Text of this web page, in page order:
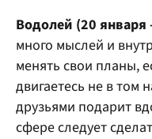
Водолей (20 января
много мыслей и
менять свои планы,
двигаетесь не в том
друзьями подарит
сфере следует